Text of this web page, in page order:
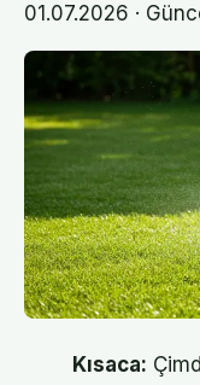
01.07.2026 ·
Kısaca: